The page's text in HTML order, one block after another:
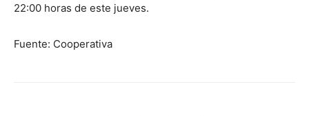
22:00 horas de este jueves.
Fuente: Cooperativa